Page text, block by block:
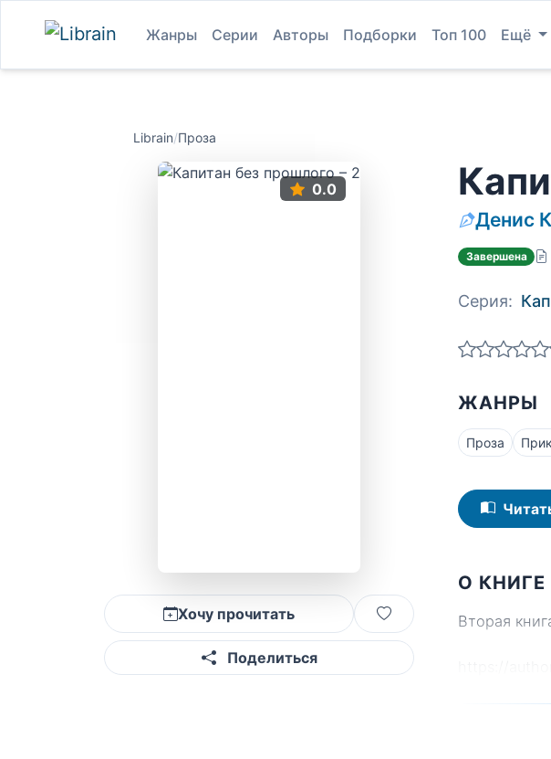
Жанры Серии Авторы Подборки Топ 100 Ещё
Librain/Проза
0.0
Хочу прочитать
Поделиться
Денис
Завершена
Серия:
ЖАНРЫ
Проза
О КНИГЕ
Вторая